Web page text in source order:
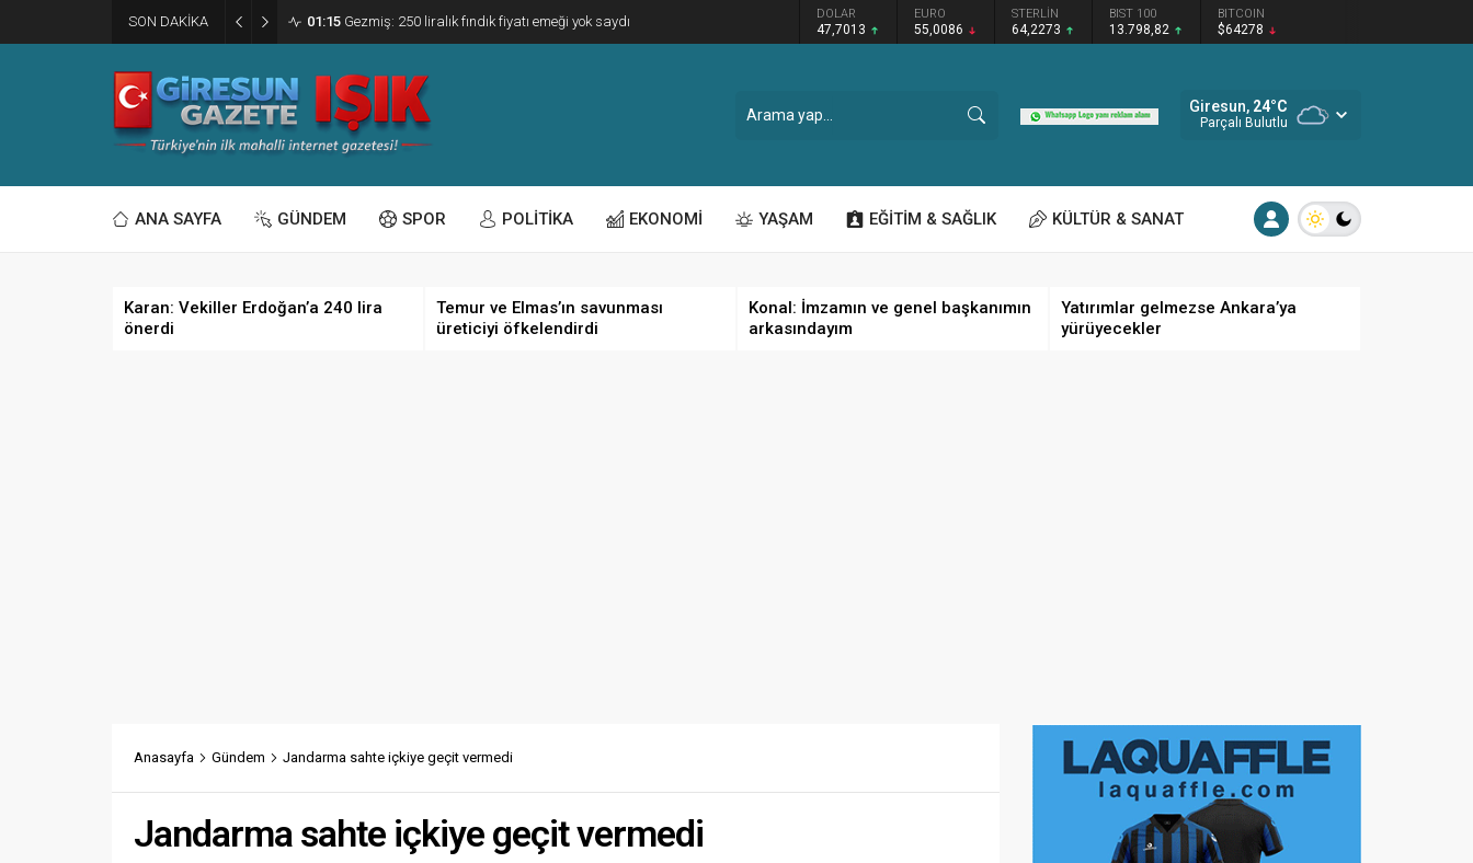
SON DAKİKA 01:15 Gezmiş: 250 liralık fındık fiyatı emeği yok saydı DOLAR
47,7013
EURO
55,0086
STERLİN
64,2273
BIST 100
13.798,82
BITCOIN
$64278
Giresun, 24°C
Parçalı Bulutlu
ANA SAYFA GÜNDEM SPOR POLİTİKA EKONOMİ YAŞAM EĞİTİM & SAĞLIK KÜLTÜR & SANAT
Karan: Vekiller Erdoğan’a 240 lira
önerdi
Temur ve Elmas’ın savunması
üreticiyi öfkelendirdi
Konal: İmzamın ve genel başkanımın
arkasındayım
Yatırımlar gelmezse Ankara’ya
yürüyecekler
Anasayfa Gündem Jandarma sahte içkiye geçit vermedi
Jandarma sahte içkiye geçit vermedi